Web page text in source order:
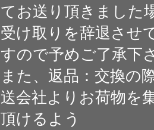
てお送り頂きました
受け取りを辞退させ
すので予めご了承下
また、返品：交換の
送会社よりお荷物を
頂けるよう